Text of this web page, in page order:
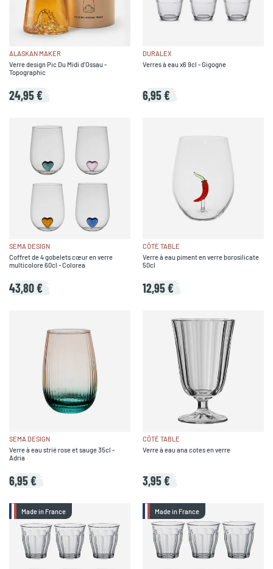
ALASKAN MAKER
Verre design Pic Du Midi d'Ossau -
Topographic
24,95 €
DURALEX
Verres à eau x6 9cl - Gigogne
6,95 €
SEMA DESIGN
Coffret de 4 gobelets cœur en verre
multicolore 60cl - Colorea
43,80 €
CÔTÉ TABLE
Verre à eau piment en verre borosilicate
50cl
12,95 €
SEMA DESIGN
Verre à eau strié rose et sauge 35cl -
Adria
6,95 €
CÔTÉ TABLE
Verre à eau ana cotes en verre
3,95 €
Made in France Made in France